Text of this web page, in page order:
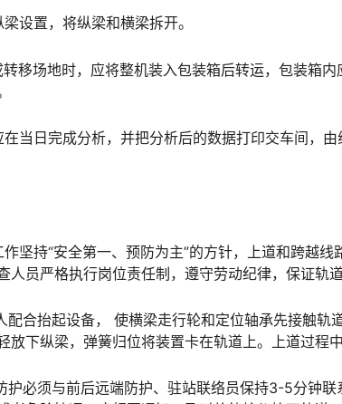
设置，将纵梁和横梁拆开。
移场地时，应将整机装入包装箱后转运，包装箱
当日完成分析，并把分析后的数据打印交车间，
坚持“安全第一、预防为主”的方针，上道和跨越线
人员严格执行岗位责任制，遵守劳动纪律，保证轨
配合抬起设备， 使横梁走行轮和定位轴承先接触轨
放下纵梁，弹簧归位将装置卡在轨道上。上道过程
护必须与前后远端防护、驻站联络员保持3-5分钟